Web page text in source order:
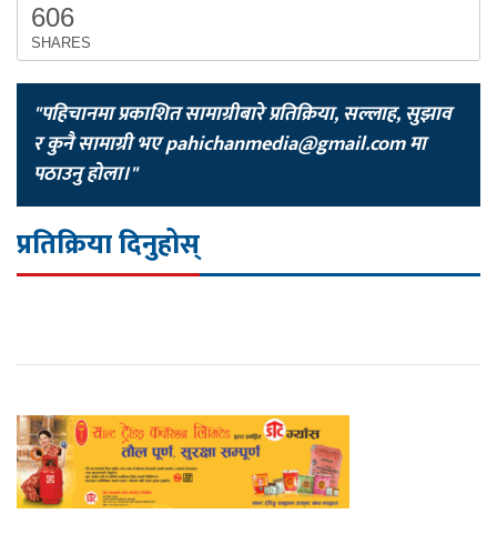
606
SHARES
"पहिचानमा प्रकाशित सामाग्रीबारे प्रतिक्रिया, सल्लाह, सुझाव
र कुनै सामाग्री भएpahichanmedia@gmail.comमा
पठाउनु होला।"
प्रतिक्रिया दिनुहोस्